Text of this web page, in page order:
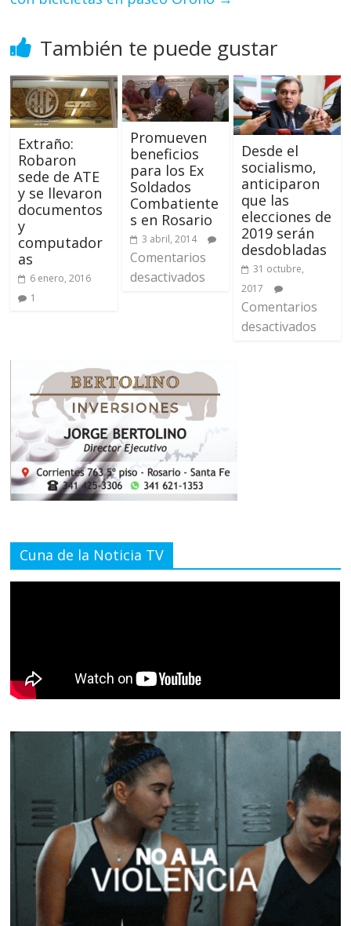
También te puede gustar
Extraño:
Robaron
sede de ATE
y se llevaron
documentos
y
computador
as
6 enero, 2016
1
Promueven
beneficios
para los Ex
Soldados
Combatiente
s en Rosario
3 abril, 2014
Comentarios
desactivados
Desde el
socialismo,
anticiparon
que las
elecciones de
2019 serán
desdobladas
31 octubre,
2017
Comentarios
desactivados
Cuna de la Noticia TV